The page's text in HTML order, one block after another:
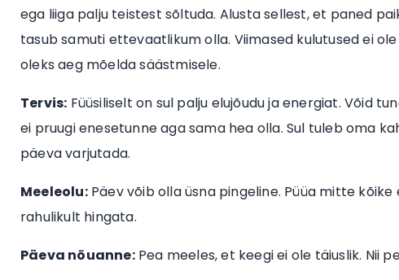
ega liiga palju teistest sõltuda. Alusta sellest, et paned
tasub samuti ettevaatlikum olla. Viimased kulutused ei
oleks aeg mõelda säästmisele.
Tervis: Füüsiliselt on sul palju elujõudu ja energiat. Võid
ei pruugi enesetunne aga sama hea olla. Sul tuleb oma
päeva varjutada.
Meeleolu:Päev võib olla üsna pingeline. Püüa mitte
rahulikult hingata.
Päeva nõuanne:Pea meeles, et keegi ei ole täiuslik. Nii